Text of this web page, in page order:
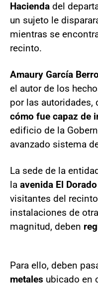
Hacienda del
un sujeto le
mientras se
recinto.
Amaury García
el autor de los
por las autoridades,
cómo fue capaz de
edificio de la
avanzado sistema
La sede de la
la avenida El
visitantes del
instalaciones de
magnitud, deben
Para ello, deben
metales ubicado en